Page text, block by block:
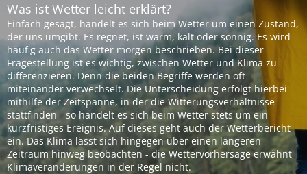
Was ist Wetter leicht erklärt?
Einfach gesagt, handelt es sich beim Wetter um einen Zustand,
der uns umgibt. Es regnet, ist warm, kalt oder sonnig. Es wird
häufig auch das Wetter morgen beschrieben. Bei dieser
Fragestellung ist es wichtig, zwischen Wetter und Klima zu
differenzieren. Denn die beiden Begriffe werden oft
miteinander verwechselt. Die Unterscheidung erfolgt hierbei
mithilfe der Zeitspanne, in der die Witterungsverhältnisse
stattfinden - so handelt es sich beim Wetter stets um ein
kurzfristiges Ereignis. Auf dieses geht auch der Wetterbericht
ein. Das Klima lässt sich hingegen über einen längeren
Zeitraum hinweg beobachten - die Wettervorhersage erwähnt
Klimaveränderungen in der Regel nicht.